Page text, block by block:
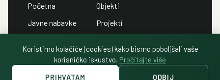
Početna
Javne nabavke
Javni oglasi
Objekti
Projekti
Politika privatnosti
Koristimo kolačiće (cookies) kako bismo poboljšali vaše
korisničko iskustvo. Pročitajte više
PRIHVATAM ODBIJ